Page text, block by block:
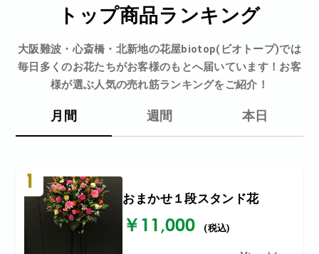
トップ商品ランキング
大阪難波・心斎橋・北新地の花屋biotop(ビオトープ)では
毎日多くのお花たちがお客様のもとへ届いています！お客
様が選ぶ人気の売れ筋ランキングをご紹介！
月間 週間 本日
1
おまかせ１段スタンド花
￥11,000 (税込)